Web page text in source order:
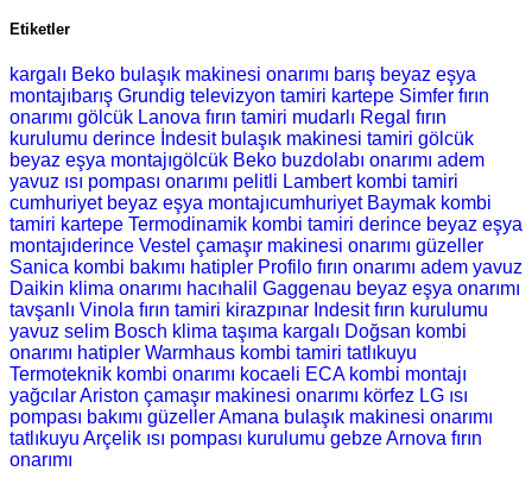
Etiketler
kargalı Beko bulaşık makinesi onarımı barış beyaz eşya
montajıbarış Grundig televizyon tamiri kartepe Simfer fırın
onarımı gölcük Lanova fırın tamiri mudarlı Regal fırın
kurulumu derince İndesit bulaşık makinesi tamiri gölcük
beyaz eşya montajıgölcük Beko buzdolabı onarımı adem
yavuz ısı pompası onarımı pelitli Lambert kombi tamiri
cumhuriyet beyaz eşya montajıcumhuriyet Baymak kombi
tamiri kartepe Termodinamik kombi tamiri derince beyaz eşya
montajıderince Vestel çamaşır makinesi onarımı güzeller
Sanica kombi bakımı hatipler Profilo fırın onarımı adem yavuz
Daikin klima onarımı hacıhalil Gaggenau beyaz eşya onarımı
tavşanlı Vinola fırın tamiri kirazpınar Indesit fırın kurulumu
yavuz selim Bosch klima taşıma kargalı Doğsan kombi
onarımı hatipler Warmhaus kombi tamiri tatlıkuyu
Termoteknik kombi onarımı kocaeli ECA kombi montajı
yağcılar Ariston çamaşır makinesi onarımı körfez LG ısı
pompası bakımı güzeller Amana bulaşık makinesi onarımı
tatlıkuyu Arçelik ısı pompası kurulumu gebze Arnova fırın
onarımı